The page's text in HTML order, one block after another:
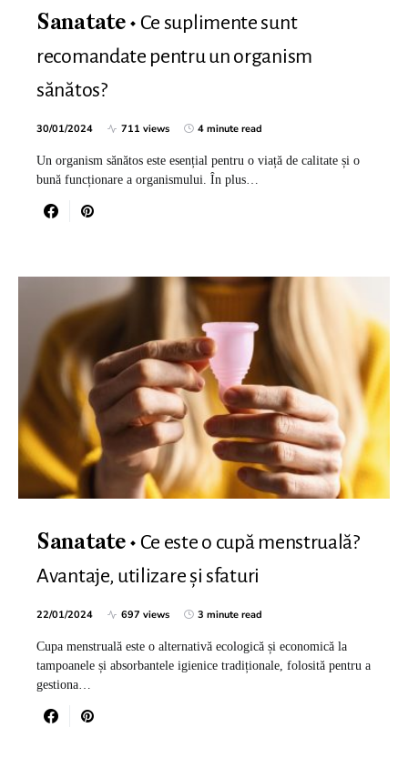
Sanatate
Ce suplimente sunt
recomandate pentru un organism
sănătos?
30/01/2024 711 views 4 minute read
Un organism sănătos este esențial pentru o viață de calitate și o
bună funcționare a organismului. În plus…
Sanatate
Ce este o cupă menstruală?
Avantaje, utilizare și sfaturi
22/01/2024 697 views 3 minute read
Cupa menstruală este o alternativă ecologică și economică la
tampoanele și absorbantele igienice tradiționale, folosită pentru a
gestiona…